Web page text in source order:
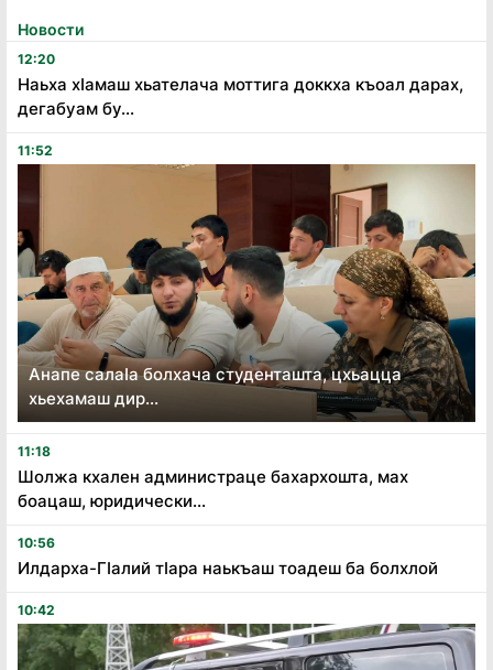
Новости
12:20
Наьха хӏамаш хьателача моттига доккха къоал дарах,
дегабуам бу...
11:52
Анапе салаӏа болхача студенташта, цхьацца
хьехамаш дир...
11:18
Шолжа кхален администраце бахархошта, мах
боацаш, юридически...
10:56
Илдарха-Гӏалий тӏара наькъаш тоадеш ба болхлой
10:42